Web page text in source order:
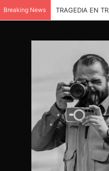
Breaking News VALORAN A